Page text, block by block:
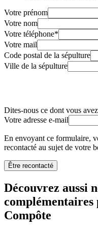
Votre prénom
Votre nom
Votre téléphone*
Votre mail
Code postal de la sépulture
Ville de la sépulture
Dites-nous ce dont vous
Votre adresse e-mail
En envoyant ce formulaire,
recontacté au sujet de votre
Être recontacté
Découvrez aussi
Compôte